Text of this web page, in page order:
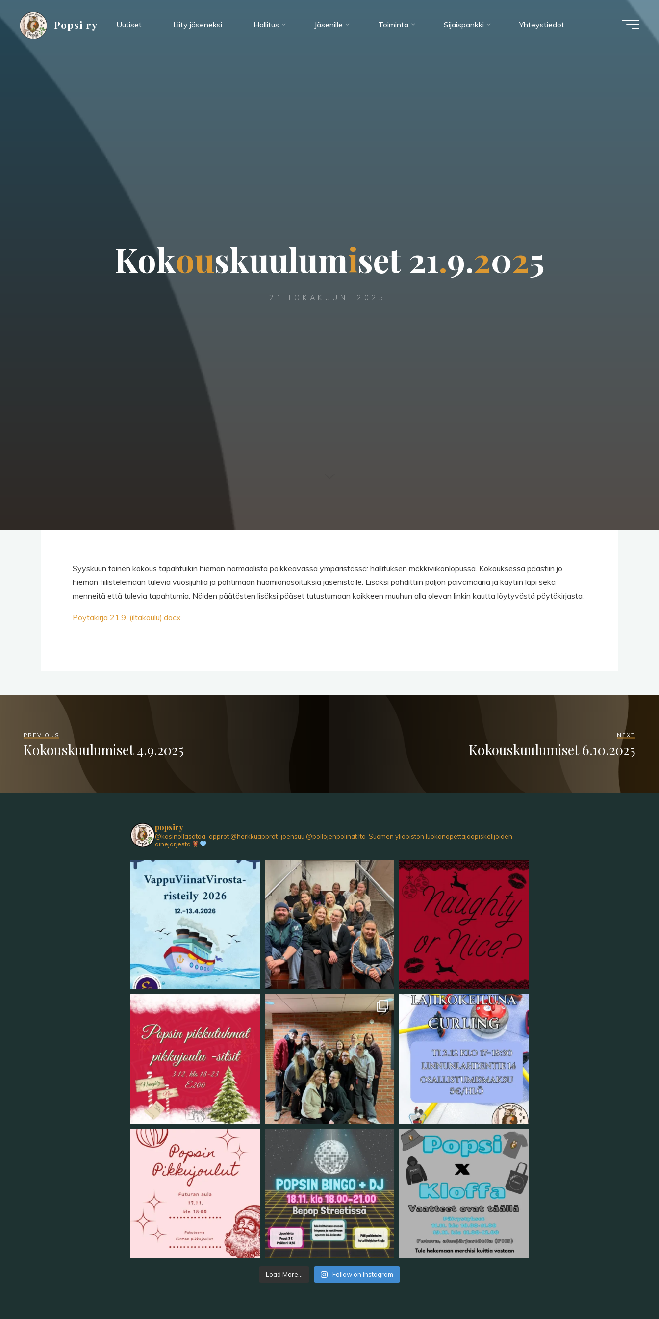
to
content
Popsi ry Uutiset Liity jäseneksi Hallitus Jäsenille Toiminta Sijaispankki Yhteystiedot
Kokouskuulumiset 21.9.2025
21 LOKAKUUN, 2025
Syyskuun toinen kokous tapahtuikin hieman normaalista poikkeavassa ympäristössä: hallituksen mökkiviikonlopussa. Kokouksessa päästiin jo
hieman fiilistelemään tulevia vuosijuhlia ja pohtimaan huomionosoituksia jäsenistölle. Lisäksi pohdittiin paljon päivämääriä ja käytiin läpi sekä
menneitä että tulevia tapahtumia. Näiden päätösten lisäksi pääset tutustumaan kaikkeen muuhun alla olevan linkin kautta löytyvästä pöytäkirjasta.
Pöytäkirja 21.9. (iltakoulu).docx
PREVIOUS
Kokouskuulumiset 4.9.2025
NEXT
Kokouskuulumiset 6.10.2025
popsiry
@kasinollasataa_approt @herkkuapprot_joensuu @pollojenpolinatItä-Suomen yliopiston luokanopettajaopiskelijoiden
ainejärjestö
Load More... Follow on Instagram